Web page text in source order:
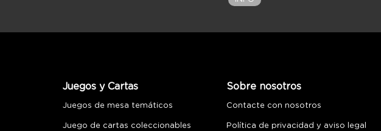
Juegos y Cartas
Juegos de mesa temáticos
Juego de cartas coleccionables
Sobre nosotros
Contacte con nosotros
Política de privacidad y aviso legal